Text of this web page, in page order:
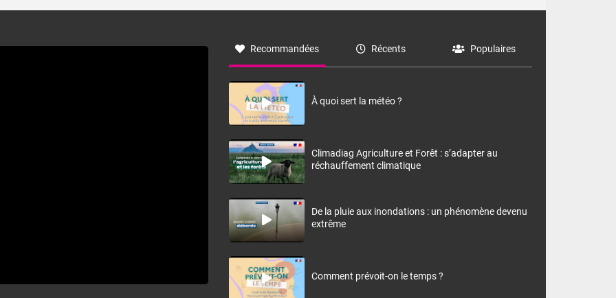
à nord-ouest, dans un secteur qui part du Roussillon à la
monts, en allusion aux régions montagneuses d’où
Recommandées Récents Populaires
À quoi sert la météo ?
Climadiag Agriculture et Forêt : s’adapter au
réchauffement climatique
De la pluie aux inondations : un phénomène devenu
extrême
Comment prévoit-on le temps ?